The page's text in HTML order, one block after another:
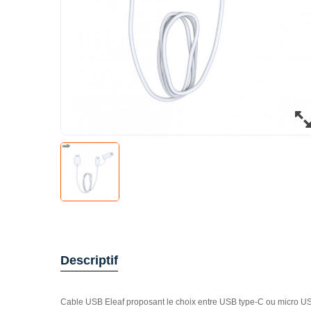
Descriptif
Cable USB Eleaf proposant le choix entre USB type-C ou micro